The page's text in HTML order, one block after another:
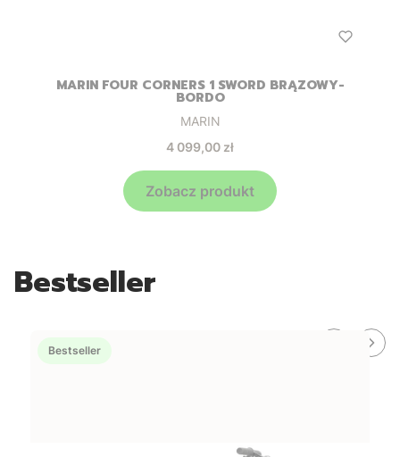
MARIN FOUR CORNERS 1 SWORD BRĄZOWY-
BORDO
Producent
MARIN
Cena
4 099,00 zł
Zobacz produkt
Bestseller
Bestseller